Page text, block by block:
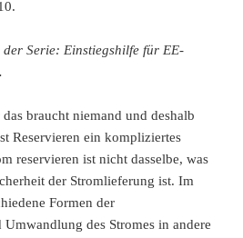
der Serie: Einstiegshilfe für EE-
braucht niemand und deshalb
Reservieren ein kompliziertes
reservieren ist nicht dasselbe, was
der Stromlieferung ist. Im
Formen der
des Stromes in andere